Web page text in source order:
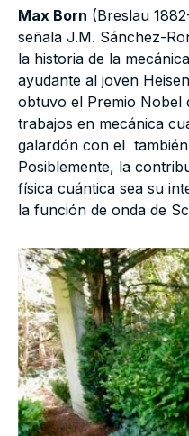
Max Born (Breslau
señala J.M. Sánchez-
la historia de la
ayudante al joven
obtuvo el Premio Nobel
trabajos en mecánica
galardón con el
Posiblemente, la
física cuántica sea su
la función de onda de